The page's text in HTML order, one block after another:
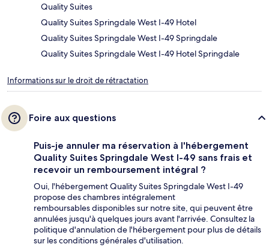
Quality Suites
Quality Suites Springdale West I-49 Hotel
Quality Suites Springdale West I-49 Springdale
Quality Suites Springdale West I-49 Hotel Springdale
Informations sur le droit de rétractation
Foire aux questions
Puis-je annuler ma réservation à l'hébergement
Quality Suites Springdale West I-49 sans frais et
recevoir un remboursement intégral ?
Oui, l'hébergement Quality Suites Springdale West I-49
propose des chambres intégralement
remboursables disponibles sur notre site, qui peuvent être
annulées jusqu'à quelques jours avant l'arrivée. Consultez la
politique d'annulation de l'hébergement pour plus de détails
sur les conditions générales d'utilisation.